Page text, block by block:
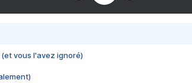
vous l'avez ignoré)